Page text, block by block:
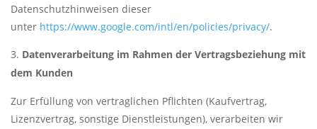
Datenschutzhinweisen dieser
unter https://www.google.com/intl/en/policies/privacy/.
Datenverarbeitung im Rahmen der Vertragsbeziehung mit
dem Kunden
Zur Erfüllung von vertraglichen Pflichten (Kaufvertrag,
Lizenzvertrag, sonstige Dienstleistungen), verarbeiten wir